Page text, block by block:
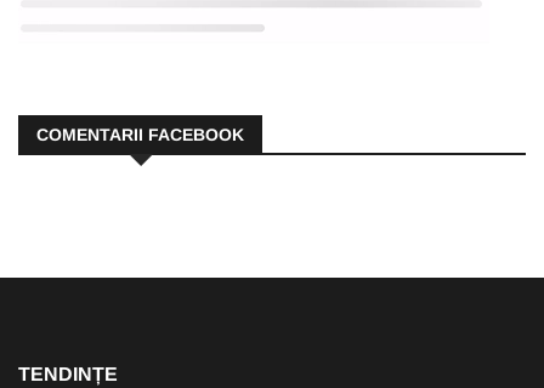
COMENTARII FACEBOOK
TENDINȚE